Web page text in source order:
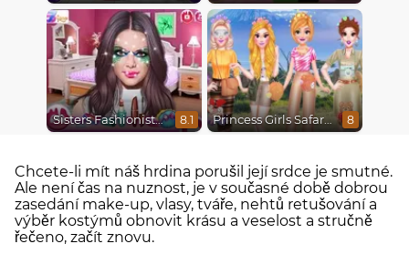
Sisters Fashionista Makeup 8.1 Princess Girls Safari Trip 8
Chcete-li mít náš hrdina porušil její srdce je smutné.
Ale není čas na nuznost, je v současné době dobrou
zasedání make-up, vlasy, tváře, nehtů retušování a
výběr kostýmů obnovit krásu a veselost a stručně
řečeno, začít znovu.